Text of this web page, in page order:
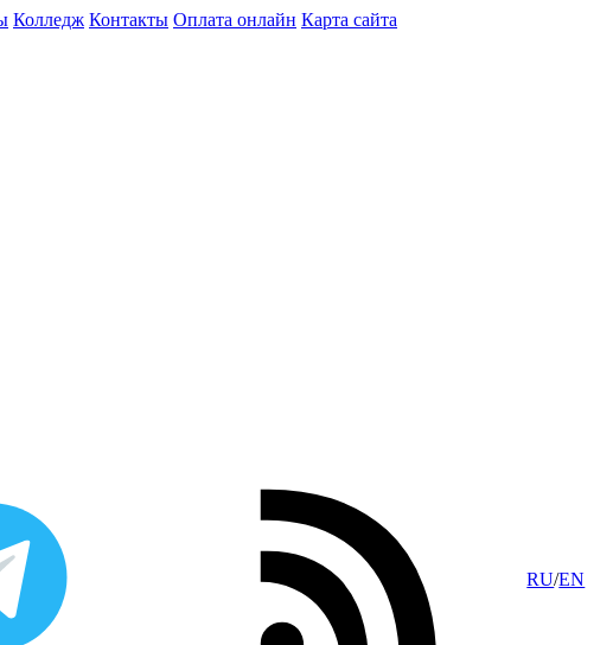
Колледж Контакты Оплата онлайн Карта сайта
RU/EN